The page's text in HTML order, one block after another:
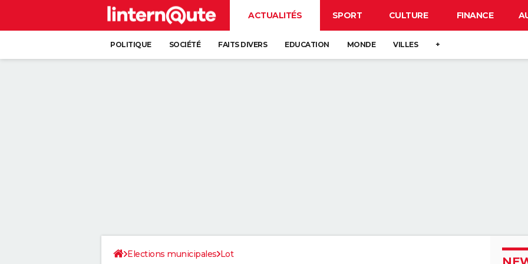
ACTUALITÉS SPORT CULTURE FINANCE
POLITIQUE SOCIÉTÉ FAITS DIVERS EDUCATION MONDE VILLES +
Elections municipales Lot